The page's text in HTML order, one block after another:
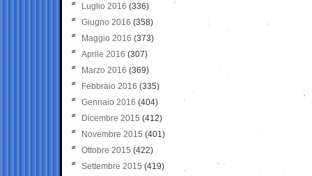
Luglio 2016 (336)
Giugno 2016 (358)
Maggio 2016 (373)
Aprile 2016 (307)
Marzo 2016 (369)
Febbraio 2016 (335)
Gennaio 2016 (404)
Dicembre 2015 (412)
Novembre 2015 (401)
Ottobre 2015 (422)
Settembre 2015 (419)